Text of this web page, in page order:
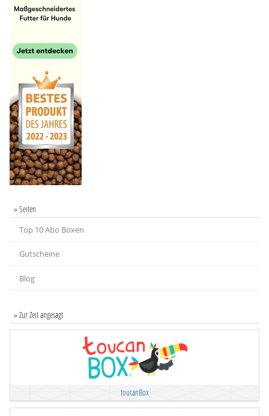
» Seiten
Top 10 Abo Boxen
Gutscheine
Blog
» Zur Zeit angesagt
toucanBox